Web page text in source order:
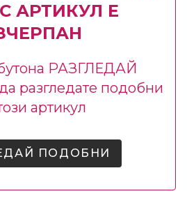
АРТИКУЛ Е
РАЗГЛЕДАЙ
разгледате подобни
артикул
ПОДОБНИ